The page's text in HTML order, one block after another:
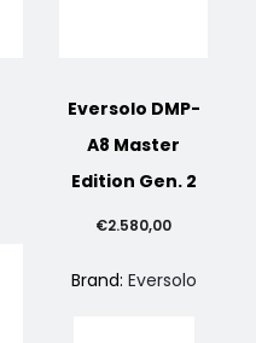
Eversolo DMP-
A8 Master
Edition Gen. 2
€2.580,00
Brand: Eversolo